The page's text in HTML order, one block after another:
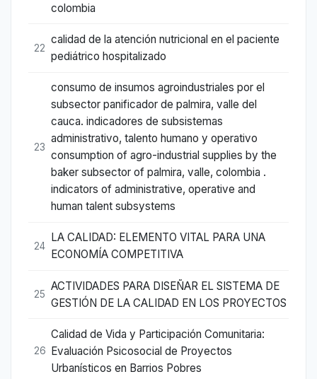
colombia
22
calidad de la atención nutricional en el paciente
pediátrico hospitalizado
23
consumo de insumos agroindustriales por el
subsector panificador de palmira, valle del
cauca. indicadores de subsistemas
administrativo, talento humano y operativo
consumption of agro-industrial supplies by the
baker subsector of palmira, valle, colombia .
indicators of administrative, operative and
human talent subsystems
24
LA CALIDAD: ELEMENTO VITAL PARA UNA
ECONOMÍA COMPETITIVA
25
ACTIVIDADES PARA DISEÑAR EL SISTEMA DE
GESTIÓN DE LA CALIDAD EN LOS PROYECTOS
26
Calidad de Vida y Participación Comunitaria:
Evaluación Psicosocial de Proyectos
Urbanísticos en Barrios Pobres